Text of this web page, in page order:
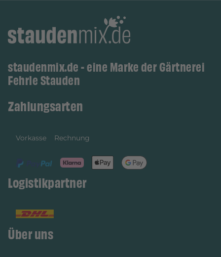
staudenmix.de - eine Marke der Gärtnerei
Fehrle Stauden
Zahlungsarten
Vorkasse Rechnung
Logistikpartner
Über uns